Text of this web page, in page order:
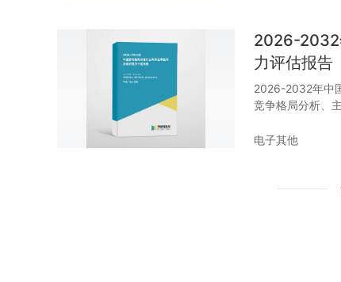
2026-2032
力评估报告
2026-2032年中
竞争格局分析、
电子其他